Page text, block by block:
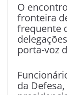
O
fronteira
frequente
porta-voz
da